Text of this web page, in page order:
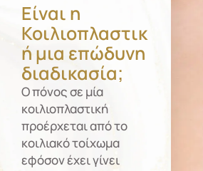
Είναι η
Κοιλιοπλαστικ
ή μια επώδυνη
διαδικασία;
Ο πόνος σε μία
κοιλιοπλαστική
προέρχεται από το
κοιλιακό τοίχωμα
εφόσον έχει γίνει